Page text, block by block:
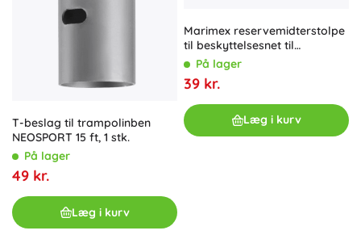
T-beslag til trampolinben
NEOSPORT 15 ft, 1 stk.
På lager
49 kr.
Læg i kurv
Marimex reservemidterstolpe
til beskyttelsesnet til
trampolin
På lager
39 kr.
Læg i kurv